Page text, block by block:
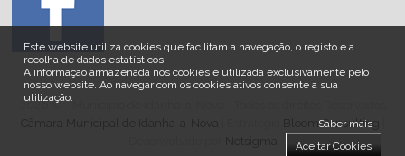
Este website utiliza cookies que facilitam a navegação, o registo e a
recolha de dados estatísticos.
A informação armazenada nos cookies é utilizada exclusivamente pelo
nosso website.Ao navegar com os cookies ativos consente a sua
utilização.
Saber mais
Aceitar Cookies
2026 © - Município de Idanha-a-Nova - Todos os direitos Reservados
Bloom Consulting